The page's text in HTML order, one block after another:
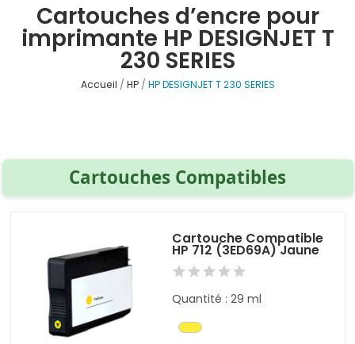
Cartouches d’encre pour
imprimante HP DESIGNJET T
230 SERIES
Accueil HP HP DESIGNJET T 230 SERIES
Cartouches Compatibles
Cartouche Compatible
HP 712 (3ED69A) Jaune
Quantité : 29 ml